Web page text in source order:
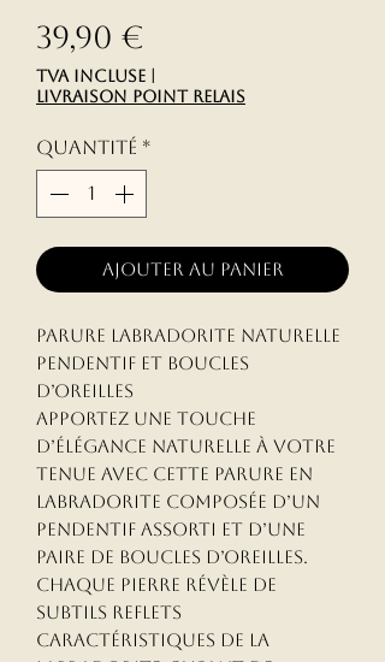
39,90 €
TVA Incluse
livraison point relais
Quantité *
Ajouter au panier
Parure Labradorite Naturelle
Pendentif et Boucles
d’Oreilles
Apportez une touche
d’élégance naturelle à votre
tenue avec cette parure en
labradorite composée d’un
pendentif assorti et d’une
paire de boucles d’oreilles.
Chaque pierre révèle de
subtils reflets
caractéristiques de la